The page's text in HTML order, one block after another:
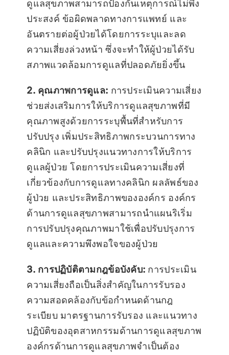
ดูแลสุขภาพสามารถป้องกันเหตุการณ์ไม่พึง
ประสงค์ ข้อผิดพลาดทางการแพทย์ และ
อันตรายต่อผู้ป่วยได้โดยการระบุและลด
ความเสี่ยงล่วงหน้า ซึ่งจะทำให้ผู้ป่วยได้รับ
สภาพแวดล้อมการดูแลที่ปลอดภัยยิ่งขึ้น
2. คุณภาพการดูแล: การประเมินความเสี่ยง
ช่วยส่งเสริมการให้บริการดูแลสุขภาพที่มี
คุณภาพสูงด้วยการระบุพื้นที่สำหรับการ
ปรับปรุง เพิ่มประสิทธิภาพกระบวนการทาง
คลินิก และปรับปรุงแนวทางการให้บริการ
ดูแลผู้ป่วย โดยการประเมินความเสี่ยงที่
เกี่ยวข้องกับการดูแลทางคลินิก ผลลัพธ์ของ
ผู้ป่วย และประสิทธิภาพขององค์กร องค์กร
ด้านการดูแลสุขภาพสามารถนำแผนริเริ่ม
การปรับปรุงคุณภาพมาใช้เพื่อปรับปรุงการ
ดูแลและความพึงพอใจของผู้ป่วย
3. การปฏิบัติตามกฎข้อบังคับ: การประเมิน
ความเสี่ยงถือเป็นสิ่งสำคัญในการรับรอง
ความสอดคล้องกับข้อกำหนดด้านกฎ
ระเบียบ มาตรฐานการรับรอง และแนวทาง
ปฏิบัติของอุตสาหกรรมด้านการดูแลสุขภาพ
องค์กรด้านการดูแลสุขภาพจำเป็นต้อง